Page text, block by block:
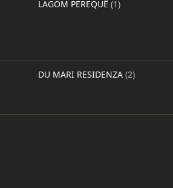
LAGOM PEREQUÊ (1)
DU MARI RESIDENZA (2)